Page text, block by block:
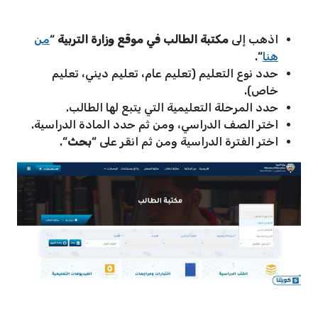
اذهب إلى مكتبة الطالب في موقع وزارة التربية “من
هنا“.
حدد نوع التعليم (تعليم عام، تعليم ديني، تعليم
خاص).
حدد المرحلة التعليمية التي يتبع لها الطالب.
اختر الصف الدراسي، ومن ثم حدد المادة الدراسية.
اختر الفترة الدراسية ومن ثم انقر على “بحث“.